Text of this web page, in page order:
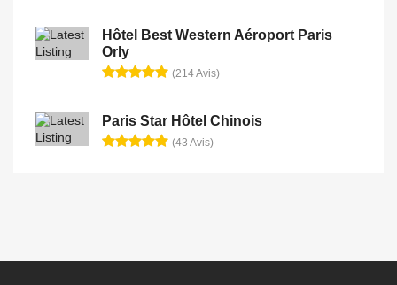
Hôtel Best Western Aéroport Paris
Orly
(214 Avis)
Paris Star Hôtel Chinois
(43 Avis)